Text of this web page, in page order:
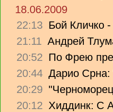
18.06.2009
22:13 Бой Кличко
21:11 Андрей
20:52 По Фрею
20:44 Дарио Срна:
20:29
20:12 Хиддинк: С